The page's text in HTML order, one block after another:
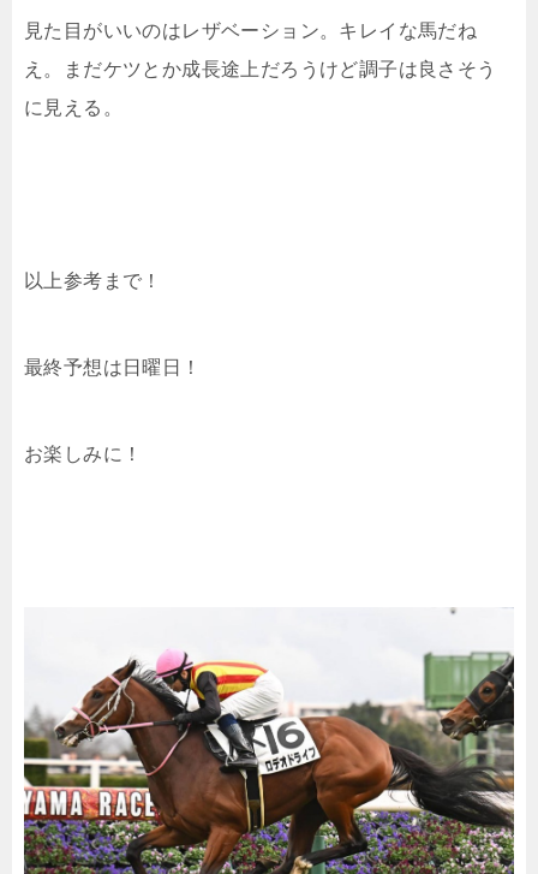
見た目がいいのはレザベーション。キレイな馬だね
え。まだケツとか成長途上だろうけど調子は良さそう
に見える。
以上参考まで！
最終予想は日曜日！
お楽しみに！